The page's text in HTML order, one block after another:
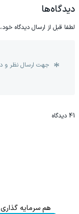
دیدگاه‌ها
لطفا قبل از ارسال دیدگاه
جهت ارسال نظر و
41 دیدگاه
هم سرمایه